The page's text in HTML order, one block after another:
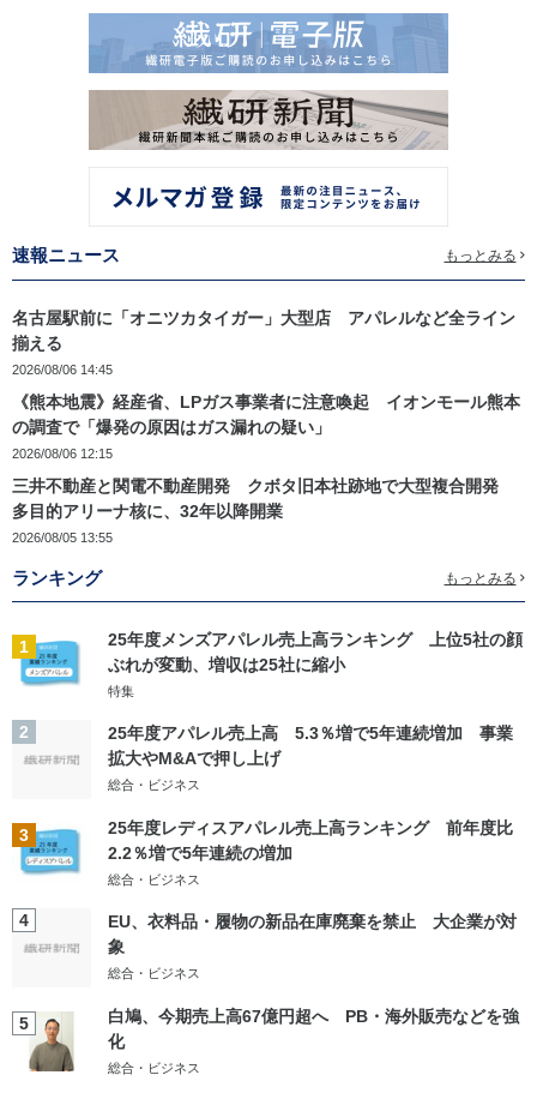
速報ニュース もっとみる
名古屋駅前に「オニツカタイガー」大型店 アパレルなど全ライン
揃える
2026/08/06 14:45
《熊本地震》経産省、LPガス事業者に注意喚起 イオンモール熊本
の調査で「爆発の原因はガス漏れの疑い」
2026/08/06 12:15
三井不動産と関電不動産開発 クボタ旧本社跡地で大型複合開発
多目的アリーナ核に、32年以降開業
2026/08/05 13:55
ランキング もっとみる
1
25年度メンズアパレル売上高ランキング 上位5社の顔
ぶれが変動、増収は25社に縮小
特集
2
25年度アパレル売上高 5.3％増で5年連続増加 事業
拡大やM&Aで押し上げ
総合・ビジネス
3
25年度レディスアパレル売上高ランキング 前年度比
2.2％増で5年連続の増加
総合・ビジネス
4
EU、衣料品・履物の新品在庫廃棄を禁止 大企業が対
象
総合・ビジネス
5
白鳩、今期売上高67億円超へ PB・海外販売などを強
化
総合・ビジネス